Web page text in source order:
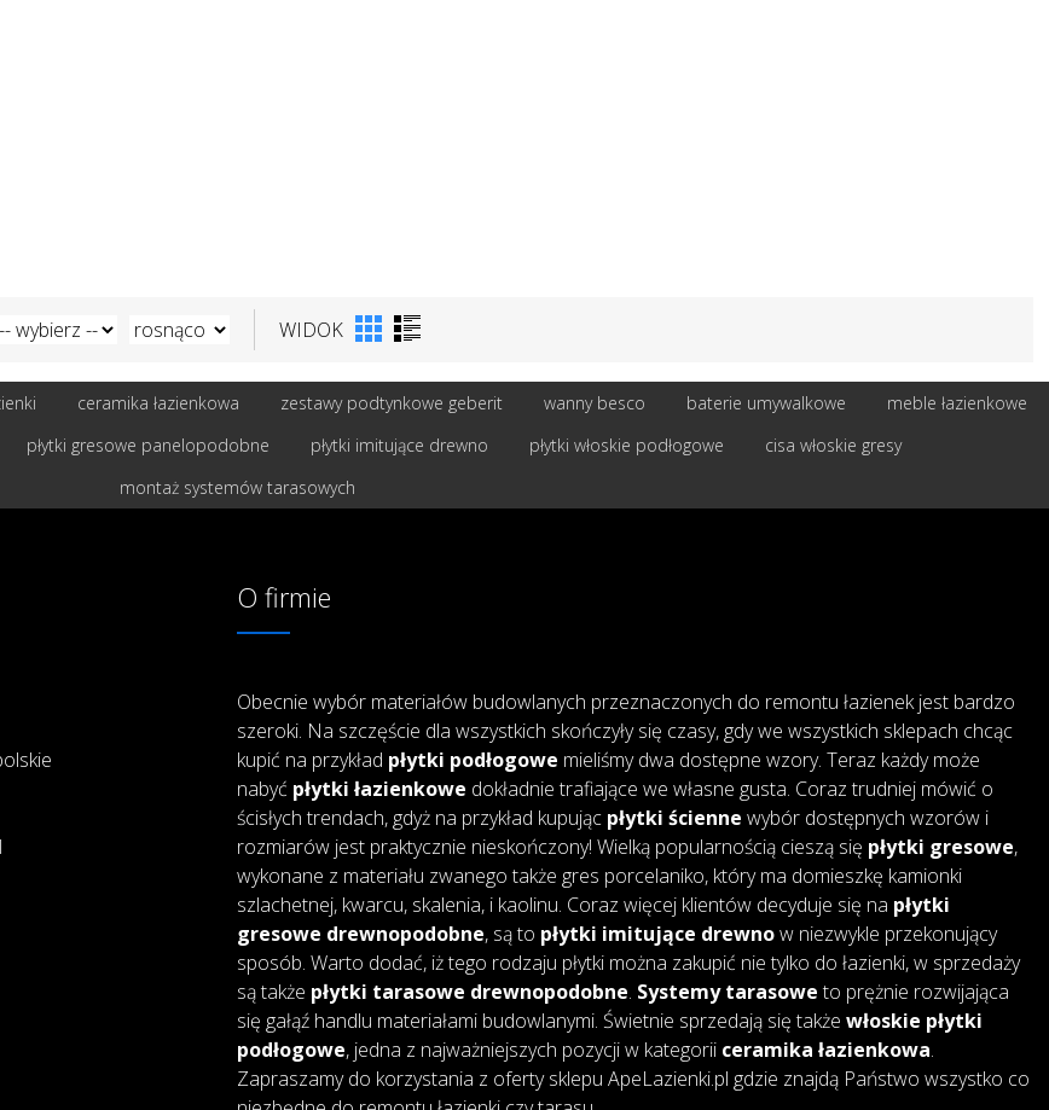
WIDOK
ceramika łazienkowa zestawy podtynkowe geberit wanny besco baterie umywalkowe
meble łazienkowe
płytki gresowe panelopodobne płytki imitujące drewno płytki włoskie podłogowe
cisa włoskie gresy
montaż systemów tarasowych
O firmie
Obecnie wybór materiałów budowlanych przeznaczonych do remontu łazienek jest bardzo
szeroki. Na szczęście dla wszystkich skończyły się czasy, gdy we wszystkich sklepach chcąc
kupić na przykład płytki podłogowe mieliśmy dwa dostępne wzory. Teraz każdy może
nabyć płytki łazienkowe dokładnie trafiające we własne gusta. Coraz trudniej mówić o
ścisłych trendach, gdyż na przykład kupując płytki ścienne wybór dostępnych wzorów i
rozmiarów jest praktycznie nieskończony! Wielką popularnością cieszą się płytki gresowe,
wykonane z materiału zwanego także gres porcelaniko, który ma domieszkę kamionki
szlachetnej, kwarcu, skalenia, i kaolinu. Coraz więcej klientów decyduje się na płytki
gresowe drewnopodobne, są to płytki imitujące drewnow niezwykle przekonujący
sposób. Warto dodać, iż tego rodzaju płytki można zakupić nie tylko do łazienki, w sprzedaży
są także płytki tarasowe drewnopodobne. Systemy tarasoweto prężnie rozwijająca
się gałąź handlu materiałami budowlanymi. Świetnie sprzedają się także włoskie płytki
podłogowe, jedna z najważniejszych pozycji w kategorii ceramika łazienkowa.
Zapraszamy do korzystania z oferty sklepu ApeLazienki.pl gdzie znajdą Państwo wszystko co